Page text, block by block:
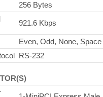
256 Bytes
921.6 Kbps
Even, Odd, None,
RS-232